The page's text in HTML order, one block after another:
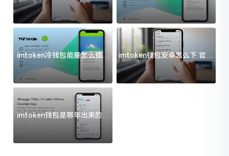
址？三步搞定不踩坑
几件事没处理好
imtoken冷钱包能量怎么搞？
过来人告诉你门道
imtoken钱包安卓怎么下 官方
渠道避坑指南
imtoken钱包是哪年出来的？
一文给你说清楚